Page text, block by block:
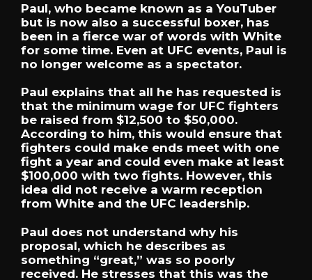
Paul, who became known as a YouTuber
but is now also a successful boxer, has
been in a fierce war of words with White
for some time. Even at UFC events, Paul is
no longer welcome as a spectator.
Paul explains that all he has requested is
that the minimum wage for UFC fighters
be raised from $12,500 to $50,000.
According to him, this would ensure that
fighters could make ends meet with one
fight a year and could even make at least
$100,000 with two fights. However, this
idea did not receive a warm reception
from White and the UFC leadership.
Paul does not understand why his
proposal, which he describes as
something “great,” was so poorly
received. He stresses that this was the